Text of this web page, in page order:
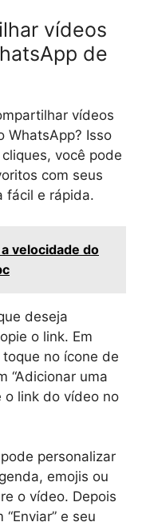
vídeos
de
vídeos
WhatsApp? Isso
você pode
com seus
fácil e rápida.
velocidade do
deseja
o link. Em
no ícone de
“Adicionar uma
o link do vídeo no
personalizar
emojis ou
o vídeo. Depois
e seu